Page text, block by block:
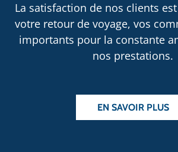
La satisfaction de nos clients
votre retour de voyage, vos
importants pour la constante
nos prestations.
EN SAVOIR PLUS